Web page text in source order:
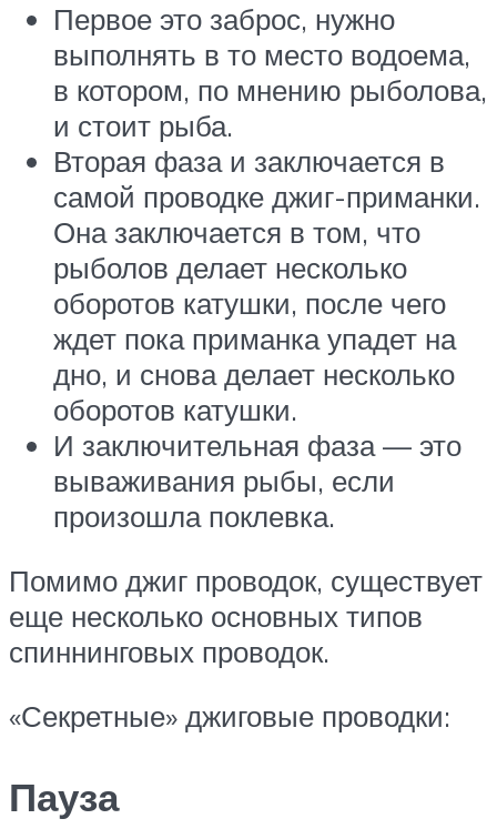
Первое это заброс, нужно
выполнять в то место водоема,
в котором, по мнению рыболова,
и стоит рыба.
Вторая фаза и заключается в
самой проводке джиг-приманки.
Она заключается в том, что
рыболов делает несколько
оборотов катушки, после чего
ждет пока приманка упадет на
дно, и снова делает несколько
оборотов катушки.
И заключительная фаза — это
вываживания рыбы, если
произошла поклевка.
Помимо джиг проводок, существует
еще несколько основных типов
спиннинговых проводок.
«Секретные» джиговые проводки:
Пауза